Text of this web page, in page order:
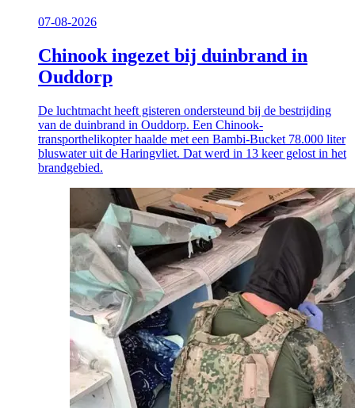
07-08-2026
Chinook ingezet bij duinbrand in
Ouddorp
De luchtmacht heeft gisteren ondersteund bij de bestrijding
van de duinbrand in Ouddorp. Een Chinook-
transporthelikopter haalde met een Bambi-Bucket 78.000 liter
bluswater uit de Haringvliet. Dat werd in 13 keer gelost in het
brandgebied.